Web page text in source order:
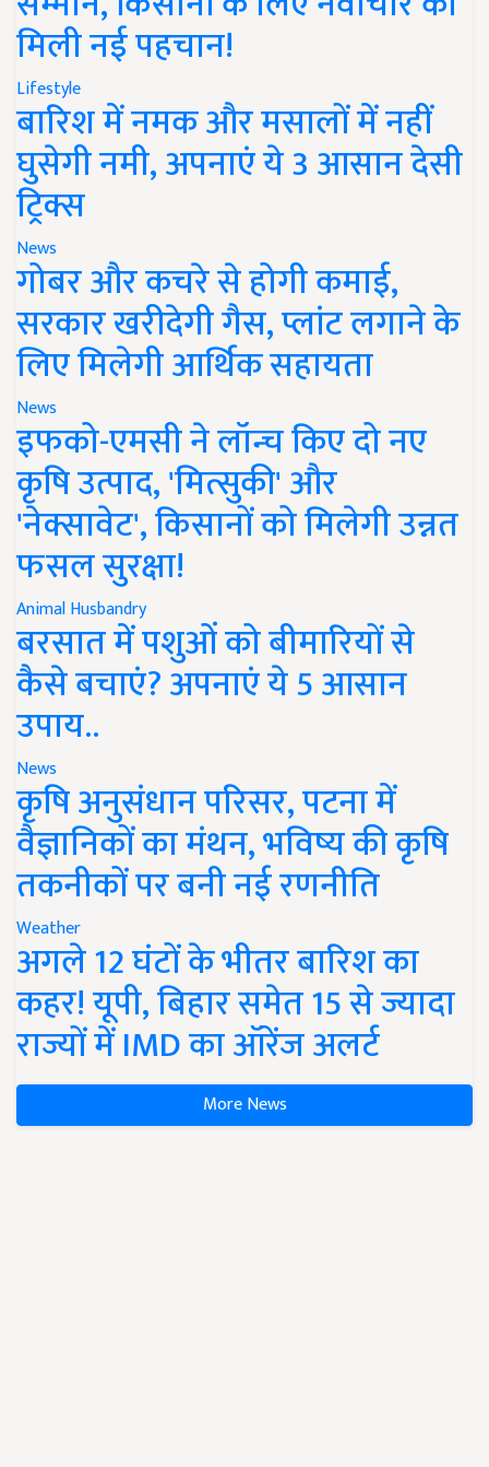
मिली नई पहचान!
Lifestyle
बारिश में नमक और मसालों में नहीं
घुसेगी नमी, अपनाएं ये 3 आसान देसी
ट्रिक्स
News
गोबर और कचरे से होगी कमाई,
सरकार खरीदेगी गैस, प्लांट लगाने के
लिए मिलेगी आर्थिक सहायता
News
इफको-एमसी ने लॉन्च किए दो नए
कृषि उत्पाद, 'मित्सुकी' और
'नेक्सावेट', किसानों को मिलेगी उन्नत
फसल सुरक्षा!
Animal Husbandry
बरसात में पशुओं को बीमारियों से
कैसे बचाएं? अपनाएं ये 5 आसान
उपाय..
News
कृषि अनुसंधान परिसर, पटना में
वैज्ञानिकों का मंथन, भविष्य की कृषि
तकनीकों पर बनी नई रणनीति
Weather
अगले 12 घंटों के भीतर बारिश का
कहर! यूपी, बिहार समेत 15 से ज्यादा
राज्यों में IMD का ऑरेंज अलर्ट
More News